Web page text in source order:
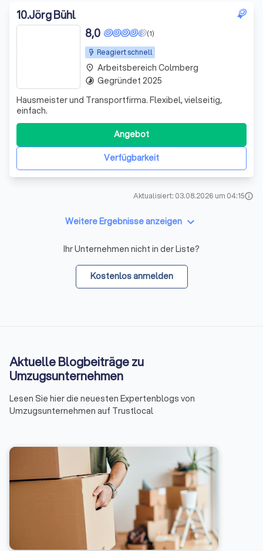
10.Jörg Bühl
Reagiert schnell
(1)
8,0
Hausmeister und Transportfirma. Flexibel, vielseitig,
einfach.
Verfügbarkeit
Angebot
place Arbeitsbereich Colmberg
timelapse Gegründet 2025
Aktualisiert: 03.08.2026 um 04:15info
Weitere Ergebnisse anzeigen keyboard_arrow_down
Ihr Unternehmen nicht in der Liste?
Kostenlos anmelden
Aktuelle Blogbeiträge zu
Umzugsunternehmen
Lesen Sie hier die neuesten Expertenblogs von
Umzugsunternehmen auf Trustlocal